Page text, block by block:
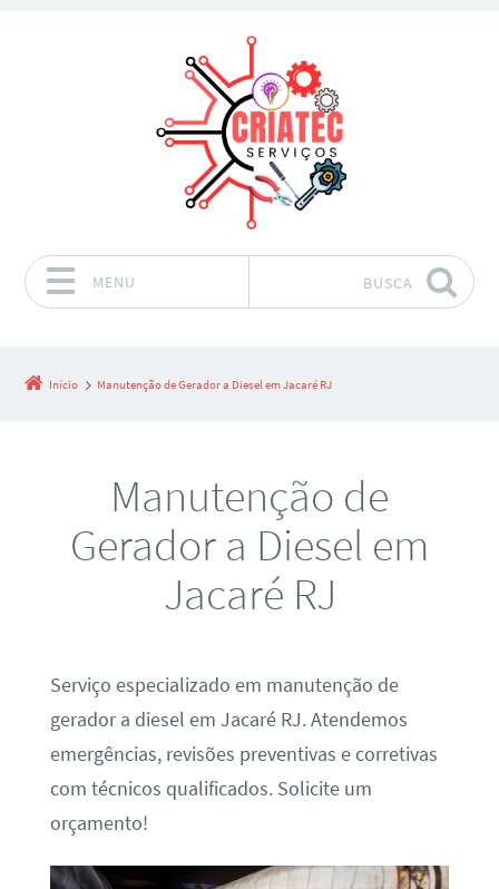
MENU BUSCA
Início Manutenção de Gerador a Diesel em Jacaré RJ
Manutenção de
Gerador a Diesel em
Jacaré RJ
Serviço especializado em manutenção de
gerador a diesel em Jacaré RJ. Atendemos
emergências, revisões preventivas e corretivas
com técnicos qualificados. Solicite um
orçamento!